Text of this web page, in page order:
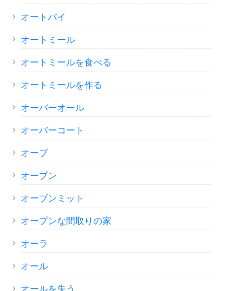
オートバイ
オートミール
オートミールを食べる
オートミールを作る
オーバーオール
オーバーコート
オーブ
オーブン
オーブンミット
オープンな間取りの家
オーラ
オール
オールを失う